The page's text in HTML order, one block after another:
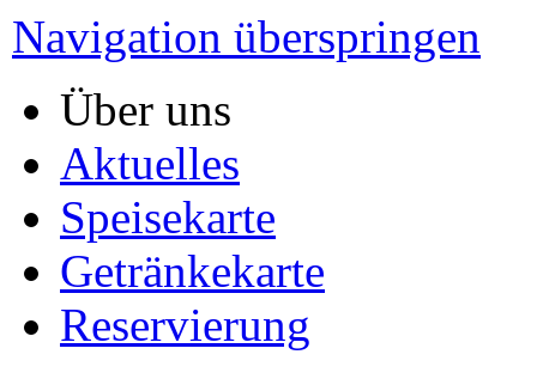
Navigation überspringen
Über uns
Aktuelles
Speisekarte
Getränkekarte
Reservierung